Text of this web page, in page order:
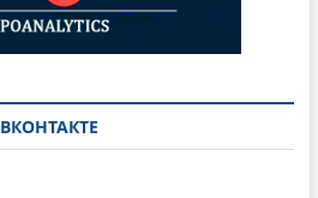
ВКОНТАКТЕ